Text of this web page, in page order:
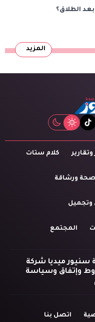
الطلاق؟
المزيد
tiktok
وتقارير كلام ستات
صحة ورشاقة
وتجميل
المجتمع
ميديا شركة
وإتفاق وسياسة
اتصل بنا